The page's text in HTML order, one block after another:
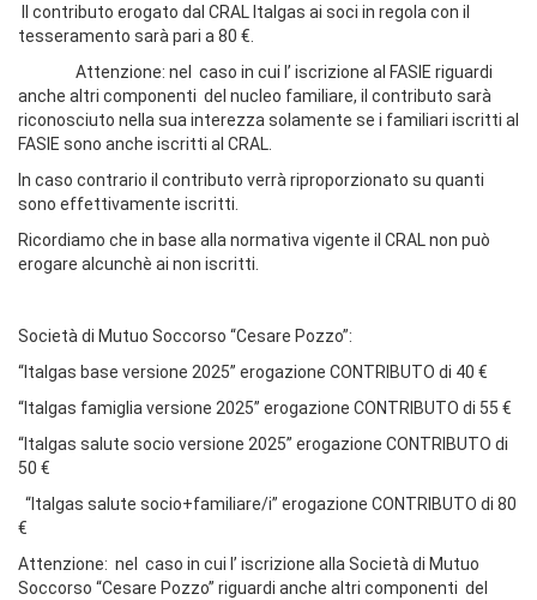
Il contributo erogato dal CRAL Italgas ai soci in regola con il
tesseramento sarà pari a 80 €.
Attenzione: nel caso in cui l’ iscrizione al FASIE riguardi
anche altri componenti del nucleo familiare, il contributo sarà
riconosciuto nella sua interezza solamente se i familiari iscritti al
FASIE sono anche iscritti al CRAL.
In caso contrario il contributo verrà riproporzionato su quanti
sono effettivamente iscritti.
Ricordiamo che in base alla normativa vigente il CRAL non può
erogare alcunchè ai non iscritti.
Società di Mutuo Soccorso “Cesare Pozzo”:
“Italgas base versione 2025” erogazione CONTRIBUTO di 40 €
“Italgas famiglia versione 2025” erogazione CONTRIBUTO di 55 €
“Italgas salute socio versione 2025” erogazione CONTRIBUTO di
50 €
“Italgas salute socio+familiare/i” erogazione CONTRIBUTO di 80
€
Attenzione: nel caso in cui l’ iscrizione alla Società di Mutuo
Soccorso “Cesare Pozzo” riguardi anche altri componenti del